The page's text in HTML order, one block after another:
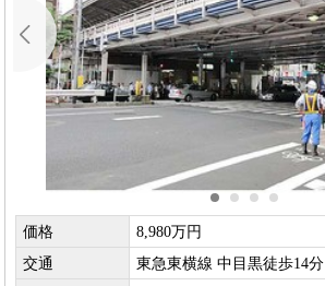
価格
8,980万円
交通
東急東横線 中目黒徒歩14分